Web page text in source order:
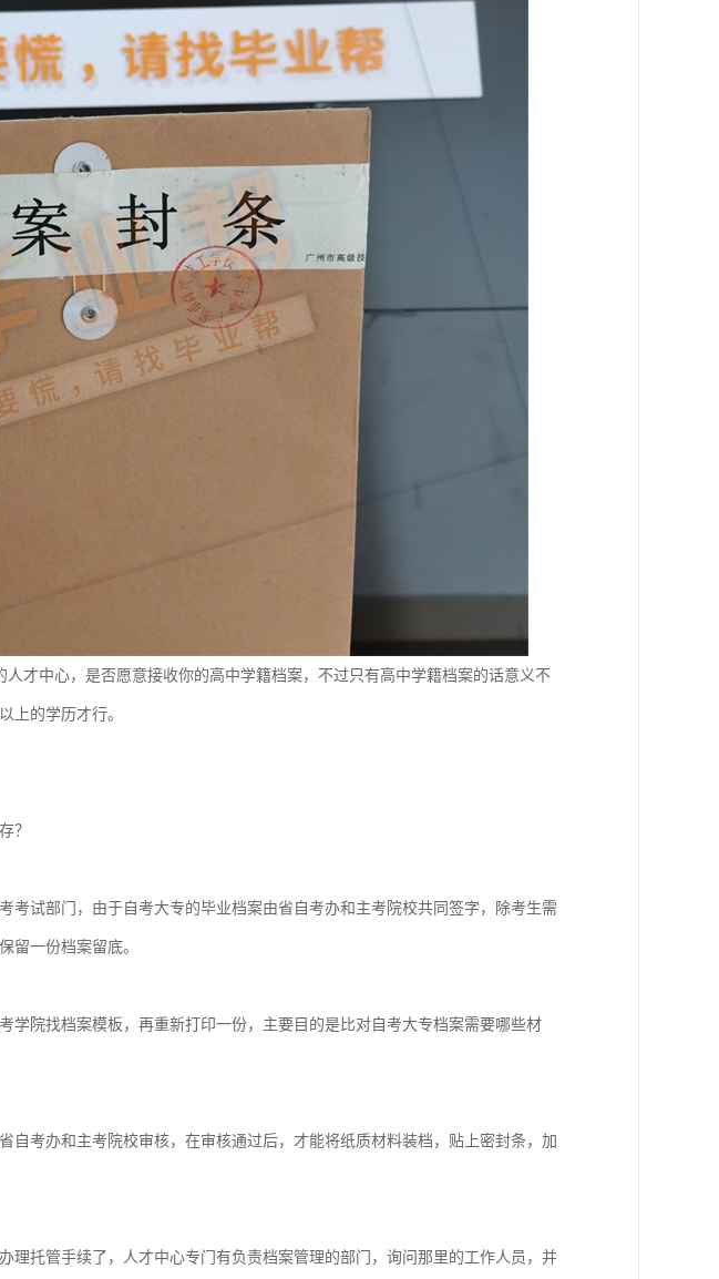
才中心，是否愿意接收你的高中学籍档案，不过只有高中学籍档案的话意义不
上的学历才行。
？
考试部门，由于自考大专的毕业档案由省自考办和主考院校共同签字，除考生需
留一份档案留底。
学院找档案模板，再重新打印一份，主要目的是比对自考大专档案需要哪些材
自考办和主考院校审核，在审核通过后，才能将纸质材料装档，贴上密封条，加
理托管手续了，人才中心专门有负责档案管理的部门，询问那里的工作人员，并